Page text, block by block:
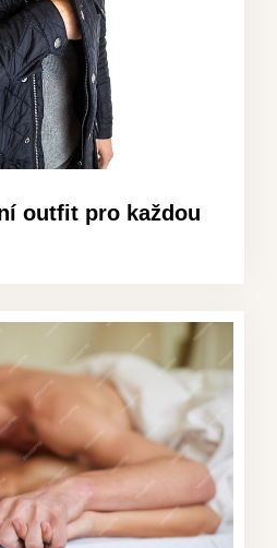
outfit pro každou